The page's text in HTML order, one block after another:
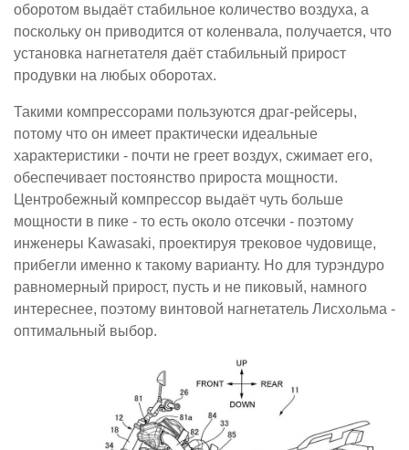
оборотом выдаёт стабильное количество воздуха, а
поскольку он приводится от коленвала, получается, что
установка нагнетателя даёт стабильный прирост
продувки на любых оборотах.
Такими компрессорами пользуются драг-рейсеры,
потому что он имеет практически идеальные
характеристики - почти не греет воздух, сжимает его,
обеспечивает постоянство прироста мощности.
Центробежный компрессор выдаёт чуть больше
мощности в пике - то есть около отсечки - поэтому
инженеры Kawasaki, проектируя трековое чудовище,
прибегли именно к такому варианту. Но для турэндуро
равномерный прирост, пусть и не пиковый, намного
интереснее, поэтому винтовой нагнетатель Лисхольма -
оптимальный выбор.